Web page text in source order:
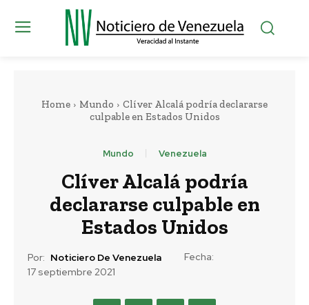
Home Mundo
Clíver Alcalá podría declararse
culpable en Estados Unidos
Mundo Venezuela
Clíver Alcalá podría
declararse culpable en
Estados Unidos
Por: Noticiero De Venezuela
Fecha:
17 septiembre 2021